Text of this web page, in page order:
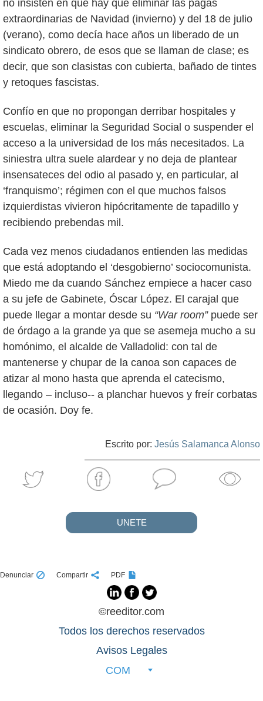
no insisten en que hay que eliminar las pagas
extraordinarias de Navidad (invierno) y del 18 de julio
(verano), como decía hace años un liberado de un
sindicato obrero, de esos que se llaman de clase; es
decir, que son clasistas con cubierta, bañado de tintes
y retoques fascistas.
Confío en que no propongan derribar hospitales y
escuelas, eliminar la Seguridad Social o suspender el
acceso a la universidad de los más necesitados. La
siniestra ultra suele alardear y no deja de plantear
insensateces del odio al pasado y, en particular, al
‘franquismo’; régimen con el que muchos falsos
izquierdistas vivieron hipócritamente de tapadillo y
recibiendo prebendas mil.
Cada vez menos ciudadanos entienden las medidas
que está adoptando el ‘desgobierno’ sociocomunista.
Miedo me da cuando Sánchez empiece a hacer caso
a su jefe de Gabinete, Óscar López. El carajal que
puede llegar a montar desde su “War room”puede ser
de órdago a la grande ya que se asemeja mucho a su
homónimo, el alcalde de Valladolid: con tal de
mantenerse y chupar de la canoa son capaces de
atizar al mono hasta que aprenda el catecismo,
llegando – incluso-- a planchar huevos y freír corbatas
de ocasión. Doy fe.
Escrito por: Jesús Salamanca Alonso
UNETE
Denunciar Compartir PDF
©reeditor.com
Todos los derechos reservados
Avisos Legales